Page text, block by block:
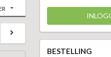
BESTELLING